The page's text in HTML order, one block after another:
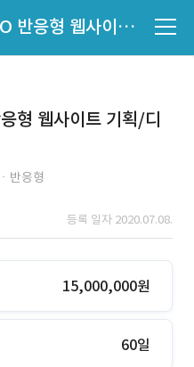
온라인 전시관 PC/MO 반응형 웹사이트 기획/디자인
형 웹사이트 기획/디
반응형
등록 일자 2020.07.08.
15,000,000원
60일